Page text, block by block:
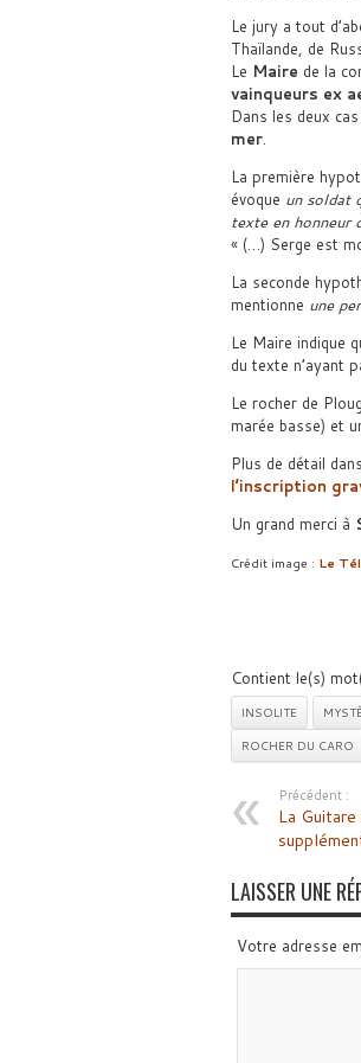
Le jury a tout
Thaïlande, de
Le Maire de la
vainqueurs ex
Dans les deux
mer.
La première
évoque un soldat
texte en honneur
« (…) Serge est
La seconde
mentionne une
Le Maire indique
du texte n’ayant
Le rocher de
marée basse) et
Plus de détail
l’inscription
Un grand merci à
Crédit image : Le
Contient le(s)
INSOLITE
ROCHER DU CARO
Précédent :
La
LAISSER UNE
Votre adresse